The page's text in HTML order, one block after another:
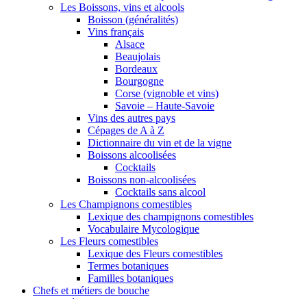
Les Boissons, vins et alcools
Boisson (généralités)
Vins français
Alsace
Beaujolais
Bordeaux
Bourgogne
Corse (vignoble et vins)
Savoie – Haute-Savoie
Vins des autres pays
Cépages de A à Z
Dictionnaire du vin et de la vigne
Boissons alcoolisées
Cocktails
Boissons non-alcoolisées
Cocktails sans alcool
Les Champignons comestibles
Lexique des champignons comestibles
Vocabulaire Mycologique
Les Fleurs comestibles
Lexique des Fleurs comestibles
Termes botaniques
Familles botaniques
Chefs et métiers de bouche